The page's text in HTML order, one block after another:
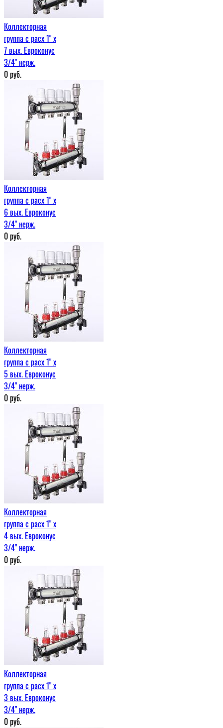
Коллекторная
группа с расх 1" x
7 вых. Евроконус
3/4" нерж.
0руб.
Коллекторная
группа с расх 1" x
6 вых. Евроконус
3/4" нерж.
0руб.
Коллекторная
группа с расх 1" x
5 вых. Евроконус
3/4" нерж.
0руб.
Коллекторная
группа с расх 1" x
4 вых. Евроконус
3/4" нерж.
0руб.
Коллекторная
группа с расх 1" x
3 вых. Евроконус
3/4" нерж.
0руб.